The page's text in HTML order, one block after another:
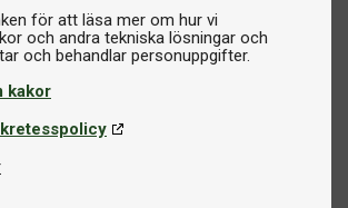
för att läsa mer om hur vi
och andra tekniska lösningar och
kakor